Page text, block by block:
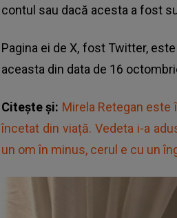
contul sau dacă acesta a fost
Pagina ei de X, fost Twitter,
aceasta din data de 16
Citește și: Mirela Retegan este
încetat din viață. Vedeta i-a
un om în minus, cerul e cu un